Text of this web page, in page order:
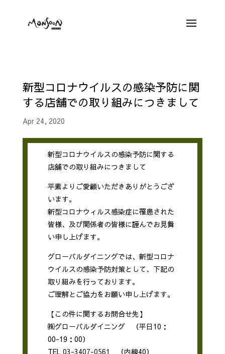
新型コロナウイルスの感染予防に関
する店舗での取り組みにつきまして
Apr 24, 2020
新型コロナウイルスの感染予防に関する
店舗での取り組みにつきまして
平素よりご愛顧いただきありがとうござ
います。
新型コロナウィルス感染症に罹患された
皆様、及び関係者の皆様に謹んでお見舞
い申し上げます。
グローバルダイニングでは、新型コロナ
ウイルスの感染予防対策として、下記の
取り組みを行っております。
ご理解とご協力をお願い申し上げます。
【この件に関するお問合せ先】
㈱グローバルダイニング （平日10：
00-19：00）
TEL 03-3407-0561 （内線40）